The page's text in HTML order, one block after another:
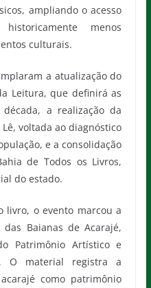
ampliando o acesso
menos
culturais.
a atualização do
Leitura, que definirá as
a realização da
voltada ao diagnóstico
e a consolidação
de Todos os Livros,
do estado.
livro, o evento marcou a
Baianas de Acarajé,
Patrimônio Artístico e
O material registra a
como patrimônio